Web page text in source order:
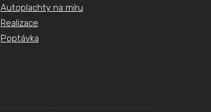
Autoplachty na míru
Realizace
Poptávka